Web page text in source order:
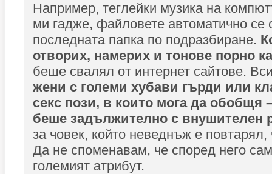
Например, теглейки музика на
ми гадже, файловете автоматично се
последната папка по подразбиране.
отворих, намерих и тонове порно
беше свалял от интернет сайтове.
жени с големи хубави гърди или
секс пози, в които мога да обобщя
беше задължително с внушителен
за човек, който неведнъж е
Да не споменавам, че според него
големият атрибут.